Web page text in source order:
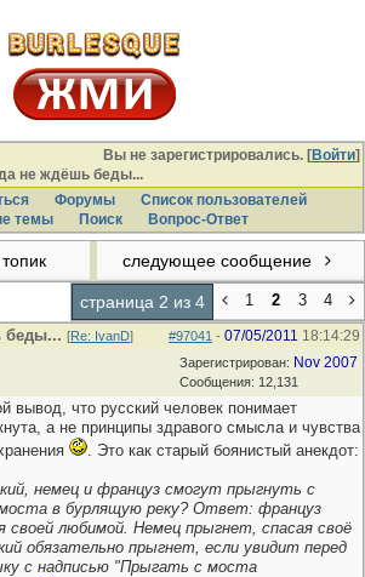
Вы не зарегистрировались. [Войти]
не ждёшь беды...
Форумы
Список пользователей
темы
Поиcк Вопрос-Ответ
следующее сообщение
страница 2 из 4 1 2 3 4
#97041 - 07/05/2011 18:14:29
беды... [Re: IvanD]
Зарегистрирован: Nov 2007
Сообщения: 12,131
вывод, что русский человек понимает
а не принципы здравого смысла и чувства
. Это как старый боянистый анекдот:
немец и француз смогут прыгнуть с
в бурлящую реку? Ответ: француз
своей любимой. Немец прыгнет, спасая своё
обязательно прыгнет, если увидит перед
с надписью "Прыгать с моста